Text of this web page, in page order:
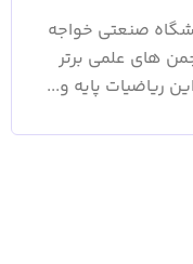
صنعتی خواجه
های علمی برتر
ریاضیات پایه و...